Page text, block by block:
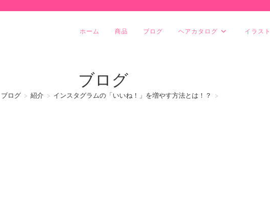
ホーム 商品 ブログ ヘアカタログ イラスト
ブログ
ブログ > 紹介 > インスタグラムの「いいね！」を増やす方法とは！？ >